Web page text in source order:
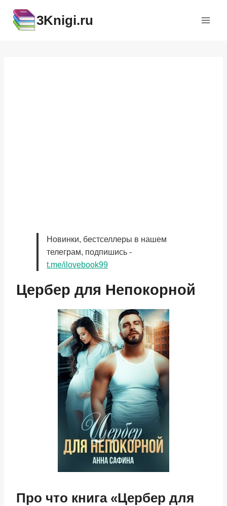
содержимому
3Knigi.ru
Новинки, бестселлеры в нашем
телеграм, подпишись -
t.me/ilovebook99
Цербер для Непокорной
Про что книга «Цербер для